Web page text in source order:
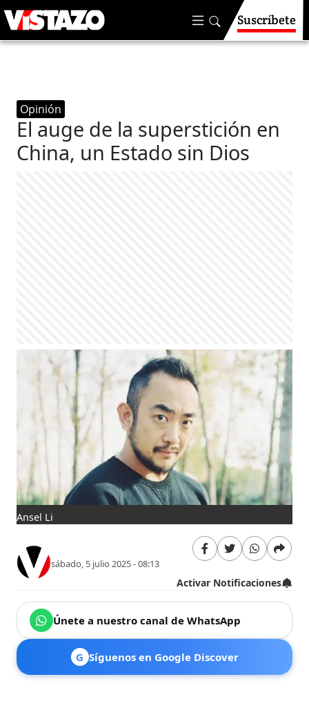
Suscríbete
Opinión
El auge de la superstición en
China, un Estado sin Dios
Ansel Li
sábado, 5 julio 2025 - 08:13
Activar Notificaciones
Únete a nuestro canal de WhatsApp
G Síguenos en Google Discover